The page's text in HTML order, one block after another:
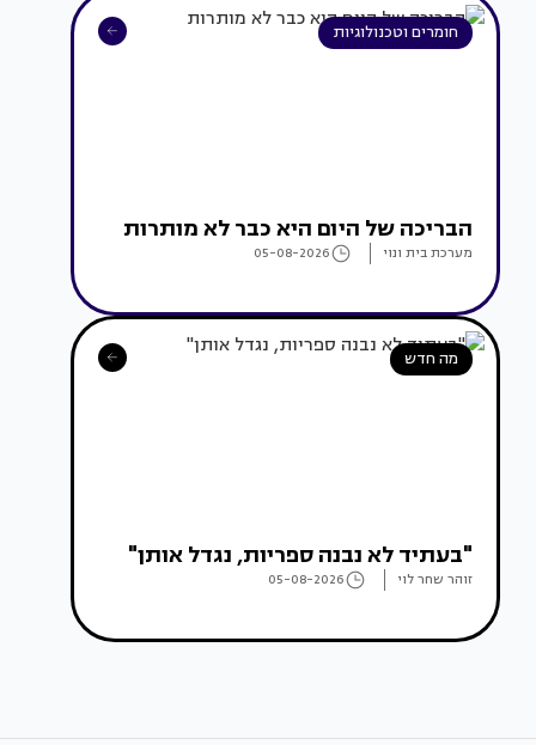
חומרים וטכנולוגיות
הבריכה של היום היא כבר לא מותרות
מערכת בית ונוי 05-08-2026
מה חדש
"בעתיד לא נבנה ספריות, נגדל אותן"
זוהר שחר לוי 05-08-2026